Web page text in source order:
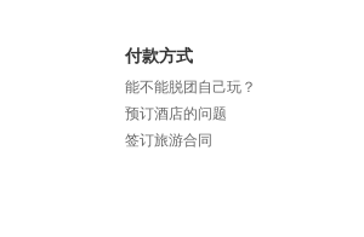
付款方式
能不能脱团自己玩？
预订酒店的问题
签订旅游合同